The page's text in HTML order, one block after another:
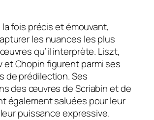
fois précis et émouvant,
les nuances les plus
qu’il interprète. Liszt,
et Chopin figurent parmi ses
de prédilection. Ses
des œuvres de Scriabin et de
également saluées pour leur
puissance expressive.